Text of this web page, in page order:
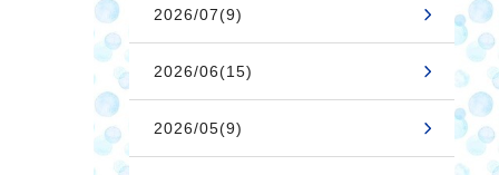
2026/07(9)
2026/06(15)
2026/05(9)